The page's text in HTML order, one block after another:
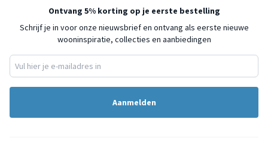
Ontvang 5% korting op je eerste bestelling
Schrijf je in voor onze nieuwsbrief en ontvang als eerste nieuwe
wooninspiratie, collecties en aanbiedingen
Aanmelden